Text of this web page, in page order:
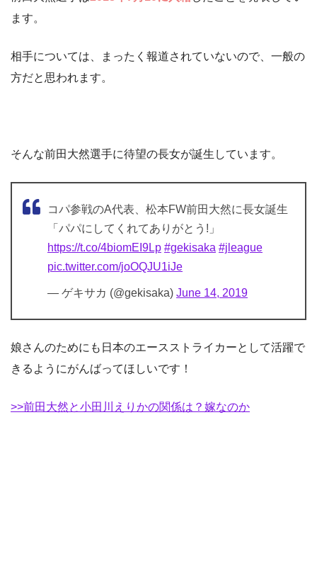
ます。
相手については、まったく報道されていないので、一般の
方だと思われます。
そんな前田大然選手に待望の長女が誕生しています。
コパ参戦のA代表、松本FW前田大然に長女誕生
「パパにしてくれてありがとう!」
https://t.co/4biomEI9Lp #gekisaka #jleague
pic.twitter.com/joOQJU1iJe
— ゲキサカ (@gekisaka) June 14, 2019
娘さんのためにも日本のエースストライカーとして活躍で
きるようにがんばってほしいです！
>>前田大然と小田川えりかの関係は？嫁なのか